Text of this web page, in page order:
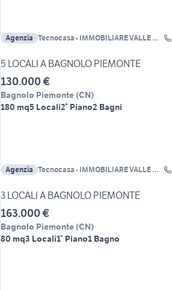
Agenzia Tecnocasa - IMMOBILIARE VALLE PO
5 LOCALI A BAGNOLO PIEMONTE
130.000 €
Bagnolo Piemonte (CN)
180 mq5 Locali2° Piano2 Bagni
Agenzia Tecnocasa - IMMOBILIARE VALLE PO
3 LOCALI A BAGNOLO PIEMONTE
163.000 €
Bagnolo Piemonte (CN)
80 mq3 Locali1° Piano1 Bagno